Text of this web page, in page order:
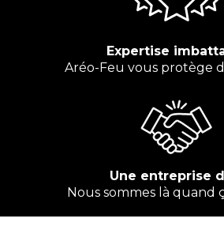
Expertise
Aréo-Feu vous protège
Une entreprise
Nous sommes là quand